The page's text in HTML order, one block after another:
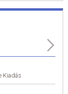
Kiadás